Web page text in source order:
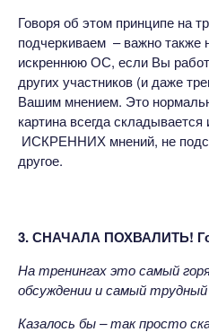
Говоря об этом принципе на
подчеркиваем – важно также
искреннюю ОС, если Вы
других участников (и даже
Вашим мнением. Это
картина всегда
ИСКРЕННИХ мнений, не
другое.
3. СНАЧАЛА ПОХВАЛИТЬ!
На тренингах это самый
обсуждении и самый трудный
Казалось бы – так просто